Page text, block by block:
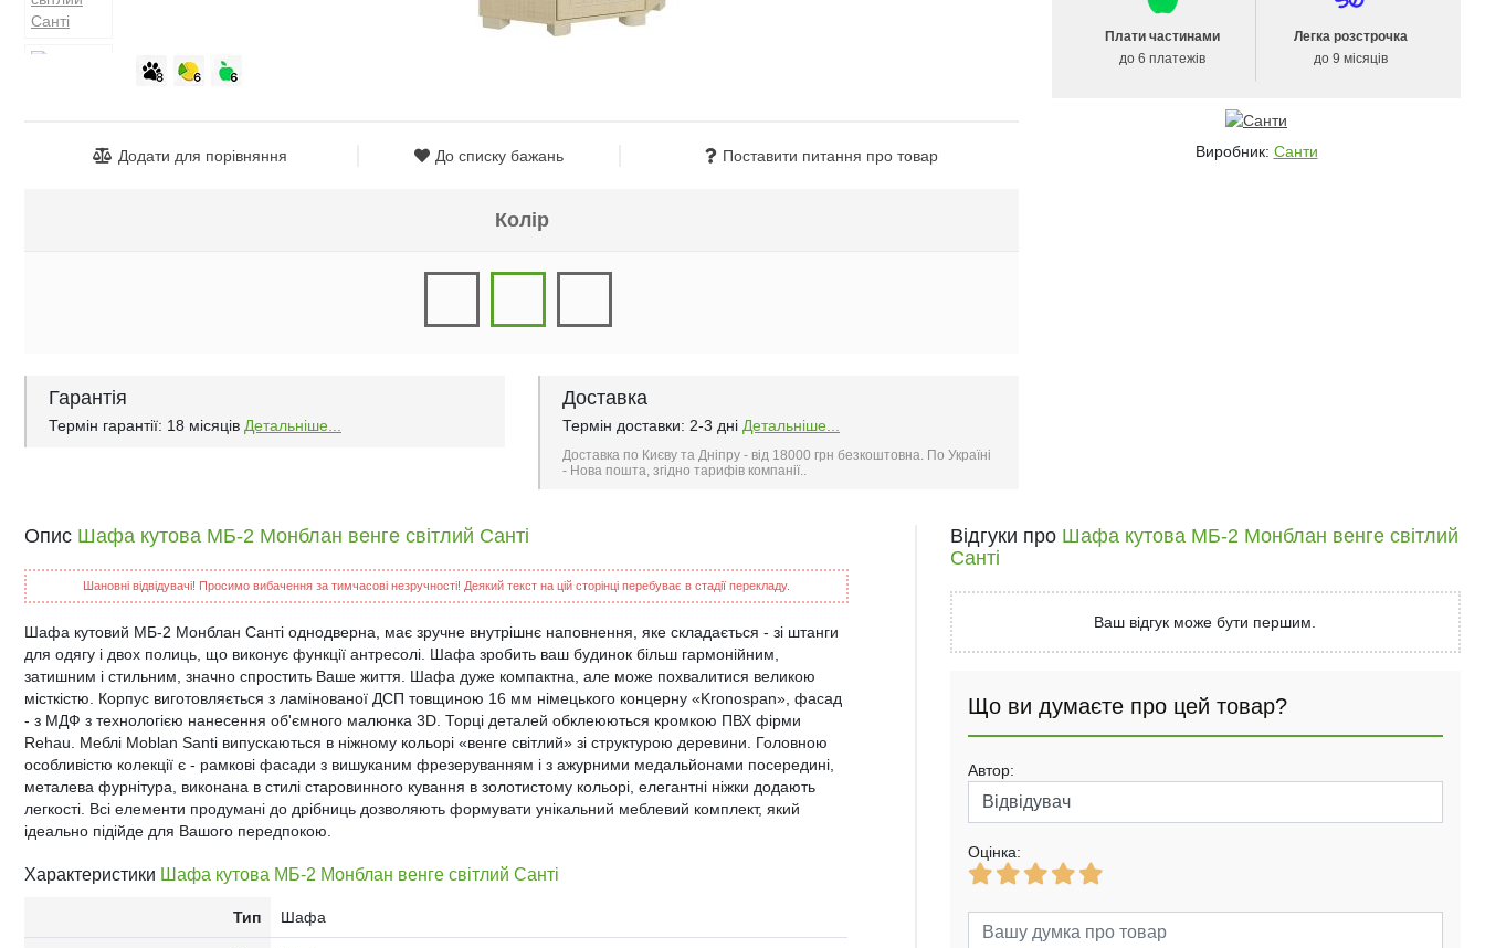
Додати для порівняння До списку бажань Поставити питання про товар
Колір
Гарантія
Термін гарантії: 18 місяців Детальніше...
Доставка
Термін доставки: 2-3 дні Детальніше...
Доставка по Києву та Дніпру - від 18000 грн безкоштовна. По Україні
- Нова пошта, згідно тарифів компанії..
Плати частинами
до 6 платежів
Легка розстрочка
до 9 місяців
Виробник: Санти
Опис Шафа кутова МБ-2 Монблан венге світлий Санті
Шановні відвідувачі! Просимо вибачення за тимчасові незручності! Деякий текст на цій сторінці перебуває в стадії перекладу.
Шафа кутовий МБ-2 Монблан Санті однодверна, має зручне внутрішнє наповнення, яке складається - зі штанги
для одягу і двох полиць, що виконує функції антресолі. Шафа зробить ваш будинок більш гармонійним,
затишним і стильним, значно спростить Ваше життя. Шафа дуже компактна, але може похвалитися великою
місткістю. Корпус виготовляється з ламінованої ДСП товщиною 16 мм німецького концерну «Kronospan», фасад
- з МДФ з технологією нанесення об'ємного малюнка 3D. Торці деталей обклеюються кромкою ПВХ фірми
Rehau. Меблі Moblan Santi випускаються в ніжному кольорі «венге світлий» зі структурою деревини. Головною
особливістю колекції є - рамкові фасади з вишуканим фрезеруванням і з ажурними медальйонами посередині,
металева фурнітура, виконана в стилі старовинного кування в золотистому кольорі, елегантні ніжки додають
легкості. Всі елементи продумані до дрібниць дозволяють формувати унікальний меблевий комплект, який
ідеально підійде для Вашого передпокою.
Характеристики Шафа кутова МБ-2 Монблан венге світлий Санті
Тип Шафа
Відгуки про Шафа кутова МБ-2 Монблан венге світлий
Санті
Ваш відгук може бути першим.
Що ви думаєте про цей товар?
Автор:
Оцінка: